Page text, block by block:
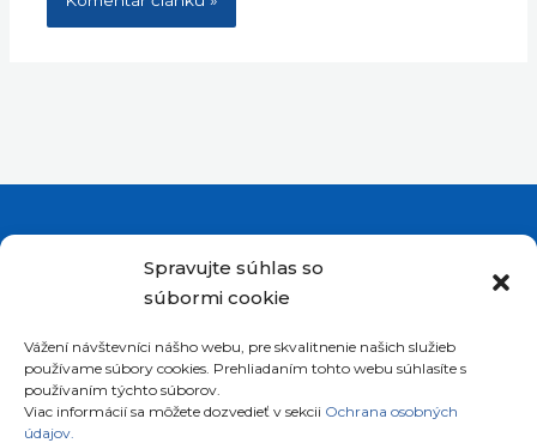
Spravujte súhlas so
súbormi cookie
Vážení návštevníci nášho webu, pre skvalitnenie našich služieb
používame súbory cookies. Prehliadaním tohto webu súhlasíte s
používaním týchto súborov.
Viac informácií sa môžete dozvedieť v sekcii Ochrana osobných
údajov.
Telefón: +421911072878
Mobil: +421908072878